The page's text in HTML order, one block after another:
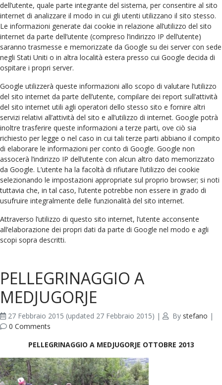
dell’utente, quale parte integrante del sistema, per consentire al sito
internet di analizzare il modo in cui gli utenti utilizzano il sito stesso.
Le informazioni generate dai cookie in relazione all’utilizzo del sito
internet da parte dell’utente (compreso l’indirizzo IP dell’utente)
saranno trasmesse e memorizzate da Google su dei server con sede
negli Stati Uniti o in altra località estera presso cui Google decida di
ospitare i propri server.
Google utilizzerà queste informazioni allo scopo di valutare l’utilizzo
del sito internet da parte dell’utente, compilare dei report sull’attività
del sito internet utili agli operatori dello stesso sito e fornire altri
servizi relativi all’attività del sito e all’utilizzo di internet. Google potrà
inoltre trasferire queste informazioni a terze parti, ove ciò sia
richiesto per legge o nel caso in cui tali terze parti abbiano il compito
di elaborare le informazioni per conto di Google. Google non
assocerà l’indirizzo IP dell’utente con alcun altro dato memorizzato
da Google. L’utente ha la facoltà di rifiutare l’utilizzo dei cookie
selezionando le impostazioni appropriate sul proprio browser; si noti
tuttavia che, in tal caso, l’utente potrebbe non essere in grado di
usufruire integralmente delle funzionalità del sito internet.
Attraverso l’utilizzo di questo sito internet, l’utente acconsente
all’elaborazione dei propri dati da parte di Google nel modo e agli
scopi sopra descritti.
PELLEGRINAGGIO A
MEDJUGORJE
27 Febbraio 2015 (updated 27 Febbraio 2015) | By stefano |
0 Comments
PELLEGRINAGGIO A MEDJUGORJE OTTOBRE 2013